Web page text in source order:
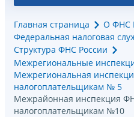
Главная страница
О ФНС
Федеральная налоговая
Структура ФНС России
Межрегиональные
Межрегиональная
налогоплательщикам № 5
Межрайонная инспекция
налогоплательщикам №10